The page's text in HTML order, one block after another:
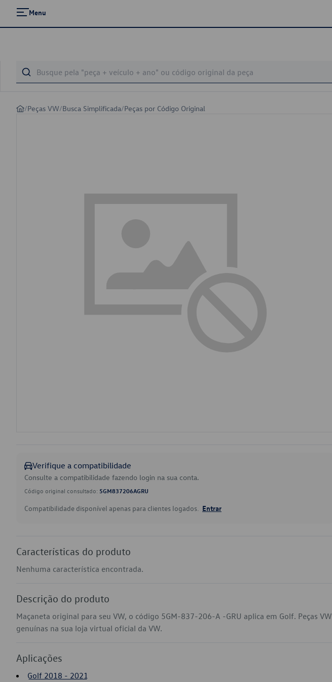
Menu
/Peças VW/Busca Simplificada/Peças por Código Original
Verifique a compatibilidade
Consulte a compatibilidade fazendo login na sua conta.
Código original consultado: 5GM837206AGRU
Compatibilidade disponível apenas para clientes logados. Entrar
Características do produto
Nenhuma característica encontrada.
Descrição do produto
Maçaneta original para seu VW, o código 5GM-837-206-A -GRU aplica em Golf. Peças VW
genuínas na sua loja virtual oficial da VW.
Aplicações
Golf 2018 - 2021